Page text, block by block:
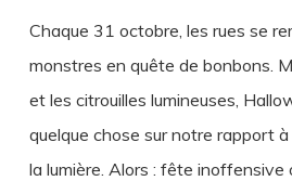
Chaque 31 octobre, les rues se
monstres en quête de bonbons.
et les citrouilles lumineuses,
quelque chose sur notre rapport
la lumière. Alors : fête inoffensive